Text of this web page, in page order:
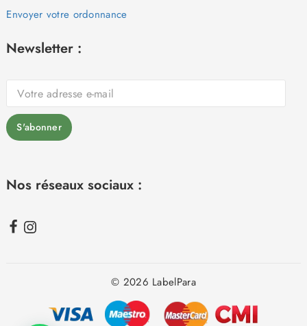
Envoyer votre ordonnance
Newsletter :
Nos réseaux sociaux :
© 2026 LabelPara